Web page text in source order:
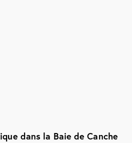
dans la Baie de Canche